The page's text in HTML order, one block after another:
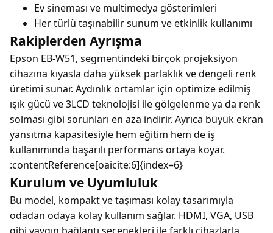
Ev sineması ve multimedya gösterimleri
Her türlü taşınabilir sunum ve etkinlik kullanımı
Rakiplerden Ayrışma
Epson EB-W51, segmentindeki birçok projeksiyon
cihazına kıyasla daha yüksek parlaklık ve dengeli renk
üretimi sunar. Aydınlık ortamlar için optimize edilmiş
ışık gücü ve 3LCD teknolojisi ile gölgelenme ya da renk
solması gibi sorunları en aza indirir. Ayrıca büyük ekran
yansıtma kapasitesiyle hem eğitim hem de iş
kullanımında başarılı performans ortaya koyar.
:contentReference[oaicite:6]{index=6}
Kurulum ve Uyumluluk
Bu model, kompakt ve taşıması kolay tasarımıyla
odadan odaya kolay kullanım sağlar. HDMI, VGA, USB